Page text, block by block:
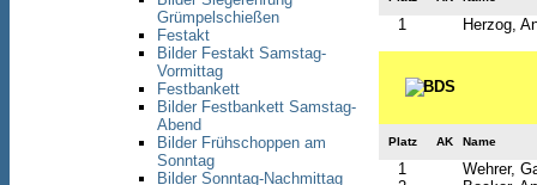
Grümpelschießen
Festakt
Bilder Festakt Samstag-
Vormittag
Festbankett
Bilder Festbankett Samstag-
Abend
Bilder Frühschoppen am
Sonntag
Bilder Sonntag-Nachmittag
1 Herzog,
Platz AK Name
1
Wehrer,